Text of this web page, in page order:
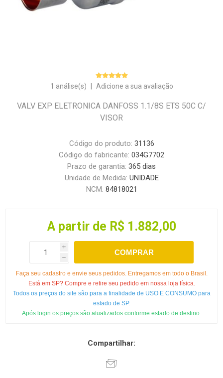
1 análise(s) Adicione a sua avaliação
VALV EXP ELETRONICA DANFOSS 1.1/8S ETS 50C C/
VISOR
Código do produto: 31136
Código do fabricante: 034G7702
Prazo de garantia: 365 dias
Unidade de Medida: UNIDADE
NCM: 84818021
A partir de R$ 1.882,00
i
h
COMPRAR
Faça seu cadastro e envie seus pedidos. Entregamos em todo o Brasil.
Está em SP? Compre e retire seu pedido em nossa loja física.
Todos os preços do site são para a finalidade de USO E CONSUMO para
estado de SP.
Após login os preços são atualizados conforme estado de destino.
Compartilhar: